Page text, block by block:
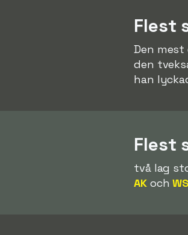
Flest
Den
den
han
Flest
två lag
AKoch